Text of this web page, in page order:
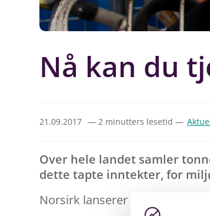
Nå kan du
21.09.2017 — 2 minutters lesetid —
Over hele landet samler
dette tapte inntekter, for
Norsirk lanserer nå en enkel